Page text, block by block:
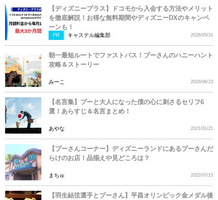
【ディズニープラス】ドコモから入会する方法やメリット
を徹底解説！お得な無料期間やディズニーDXのキャンペ
ーンも！
PR キャステル編集部 2026/05/31
朝一最短ルートでファストパス！プーさんのハニーハント
攻略＆ストーリー
みーこ 2016/06/23
【名言集】プーと大人になった僕の心に刺さるセリフ6
選！あらすじ＆名言まとめ！
あやな 2021/01/21
【プーさんコーナー】ディズニーランドにあるプーさんだ
らけのお店！品揃えや見どころは？
まちゅ 2022/07/15
【羽生結弦選手とプーさん】平昌オリンピック金メダル後